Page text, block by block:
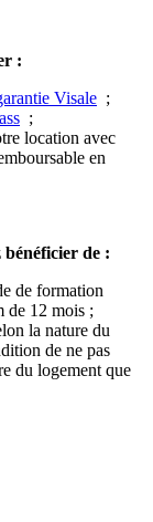
:
Visale ;
;
location avec
en
de :
de formation
de 12 mois ;
la nature du
de ne pas
du logement que